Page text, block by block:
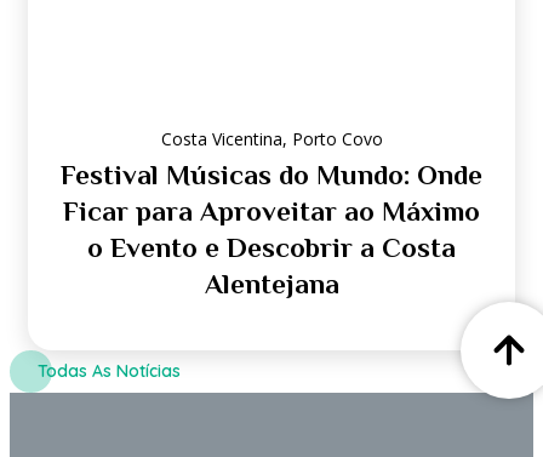
Costa Vicentina, Porto Covo
Festival Músicas do Mundo: Onde
Ficar para Aproveitar ao Máximo
o Evento e Descobrir a Costa
Alentejana
Todas As Notícias